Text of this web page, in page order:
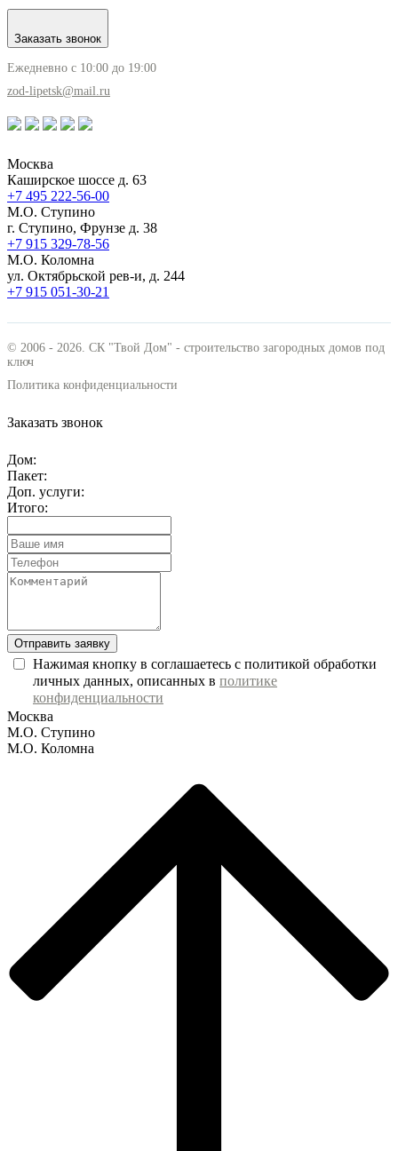
Заказать звонок
Ежедневно с 10:00 до 19:00
zod-lipetsk@mail.ru
Москва
Каширское шоссе д. 63
+7 495 222-56-00
М.О. Ступино
г. Ступино, Фрунзе д. 38
+7 915 329-78-56
М.О. Коломна
ул. Октябрьской рев-и, д. 244
+7 915 051-30-21
© 2006 - 2026. СК "Твой Дом" - строительство загородных домов под
ключ
Политика конфиденциальности
Заказать звонок
Дом:
Пакет:
Доп. услуги:
Итого:
Отправить заявку
Нажимая кнопку в соглашаетесь с политикой обработки
личных данных, описанных в политике
конфиденциальности
Москва
М.О. Ступино
М.О. Коломна